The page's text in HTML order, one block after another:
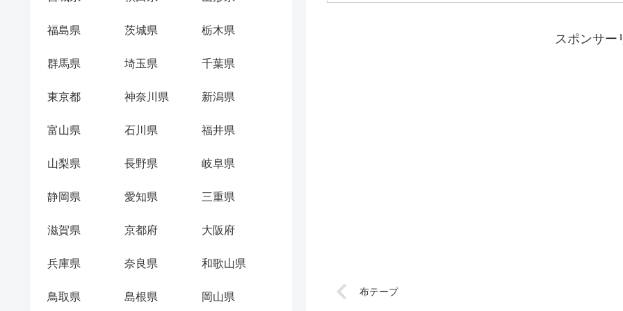
スポンサー
布テープ
福島県 茨城県 栃木県
群馬県 埼玉県 千葉県
東京都 神奈川県 新潟県
富山県 石川県 福井県
山梨県 長野県 岐阜県
静岡県 愛知県 三重県
滋賀県 京都府 大阪府
兵庫県 奈良県 和歌山県
鳥取県 島根県 岡山県